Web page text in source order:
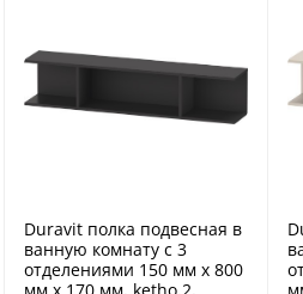
Duravit полка подвесная в
ванную комнату с 3
отделениями 150 мм х 800